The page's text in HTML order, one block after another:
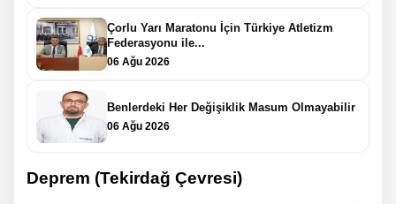
Çorlu Yarı Maratonu İçin Türkiye Atletizm
Federasyonu ile...
06 Ağu 2026
Benlerdeki Her Değişiklik Masum Olmayabilir
06 Ağu 2026
Deprem (Tekirdağ Çevresi)